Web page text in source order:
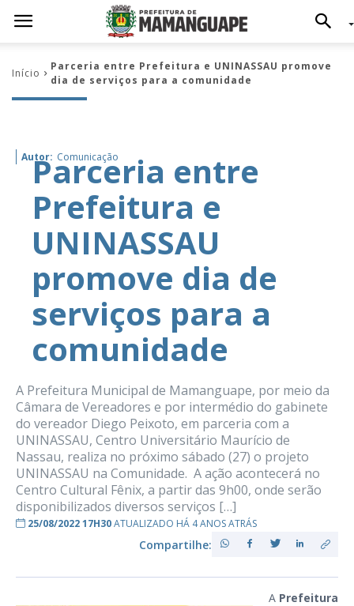
Início
Parceria entre Prefeitura e UNINASSAU promove
dia de serviços para a comunidade
Autor: Comunicação
Parceria entre
Prefeitura e
UNINASSAU
promove dia de
serviços para a
comunidade
A Prefeitura Municipal de Mamanguape, por meio da
Câmara de Vereadores e por intermédio do gabinete
do vereador Diego Peixoto, em parceria com a
UNINASSAU, Centro Universitário Maurício de
Nassau, realiza no próximo sábado (27) o projeto
UNINASSAU na Comunidade. A ação acontecerá no
Centro Cultural Fênix, a partir das 9h00, onde serão
disponibilizados diversos serviços […]
25/08/2022 17H30ATUALIZADO HÁ 4 ANOS ATRÁS
Compartilhe:
A Prefeitura